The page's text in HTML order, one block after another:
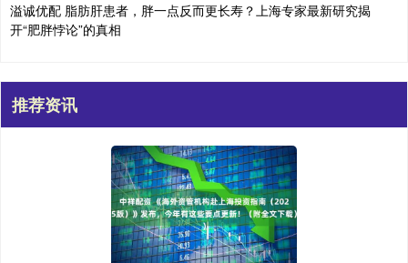
溢诚优配 脂肪肝患者，胖一点反而更长寿？上海专家最新研究揭
开“肥胖悖论”的真相
推荐资讯